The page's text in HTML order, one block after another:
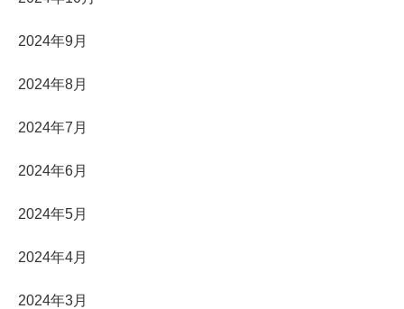
2024年9月
2024年8月
2024年7月
2024年6月
2024年5月
2024年4月
2024年3月